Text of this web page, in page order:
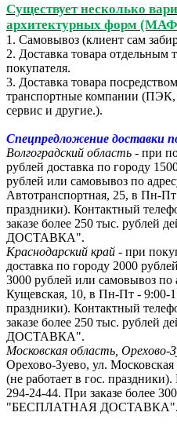
Существует несколько
архитектурных форм
1. Самовывоз (клиент сам
2. Доставка товара отдельным
покупателя.
3. Доставка товара
транспортные компании
сервис и другие.).
Спецпредложение доставки
Волгоградский область - при
рублей доставка по городу
рублей или самовывоз по
Автотранспортная, 25, в Пн-Пт
праздники). Контактный
заказе более 250 тыс.
ДОСТАВКА".
Краснодарский край - при
доставка по городу 2000
3000 рублей или самовывоз по
Кущевская, 10, в Пн-Пт - 9:00-
праздники). Контактный
заказе более 250 тыс.
ДОСТАВКА".
Московская область, Орехово-
Орехово-Зуево, ул.
(не работает в гос.
294-24-44. При заказе более
"БЕСПЛАТНАЯ